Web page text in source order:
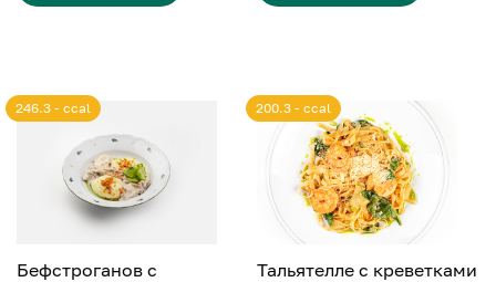
Бефстроганов с
246.3 - ccal
Тальятелле с креветками
200.3 - ccal